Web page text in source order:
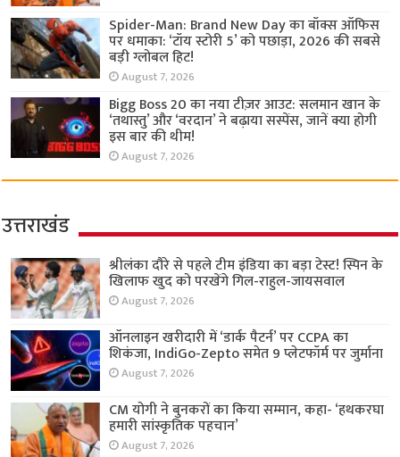
Spider-Man: Brand New Day का बॉक्स ऑफिस
पर धमाका: ‘टॉय स्टोरी 5’ को पछाड़ा, 2026 की सबसे
बड़ी ग्लोबल हिट!
August 7, 2026
Bigg Boss 20 का नया टीज़र आउट: सलमान खान के
‘तथास्तु’ और ‘वरदान’ ने बढ़ाया सस्पेंस, जानें क्या होगी
इस बार की थीम!
August 7, 2026
उत्तराखंड
श्रीलंका दौरे से पहले टीम इंडिया का बड़ा टेस्ट! स्पिन के
खिलाफ खुद को परखेंगे गिल-राहुल-जायसवाल
August 7, 2026
ऑनलाइन खरीदारी में ‘डार्क पैटर्न’ पर CCPA का
शिकंजा, IndiGo-Zepto समेत 9 प्लेटफॉर्म पर जुर्माना
August 7, 2026
CM योगी ने बुनकरों का किया सम्मान, कहा- ‘हथकरघा
हमारी सांस्कृतिक पहचान’
August 7, 2026